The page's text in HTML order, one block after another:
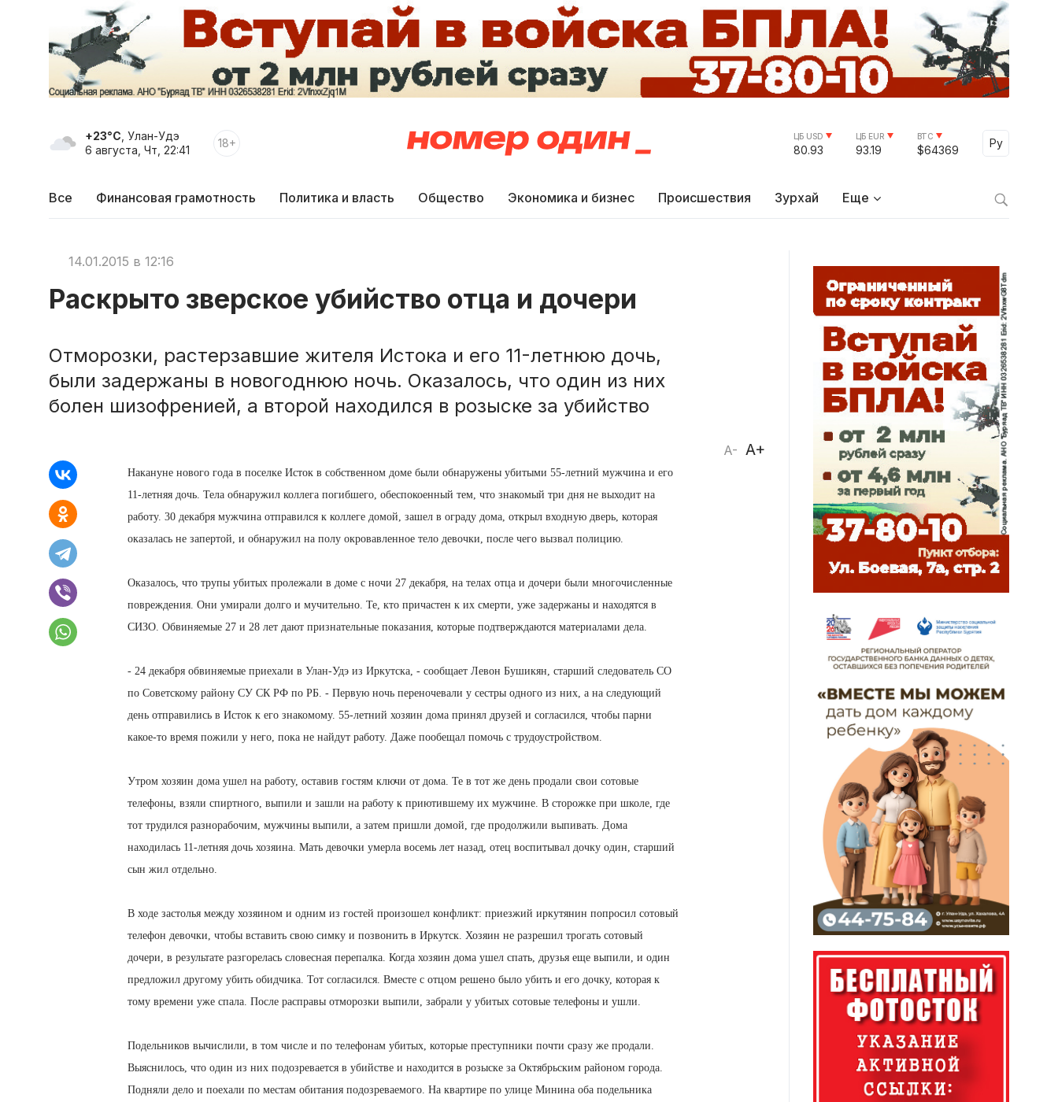
+23°C , Улан-Удэ
6 августа, Чт, 22:41
18+ ЦБ USD
80.93
ЦБ EUR
93.19
BTC
$64369
Ру
Select
Все Финансовая грамотность Политика и власть Общество Экономика и бизнес Происшествия Зурхай Еще
14.01.2015 в 12:16
Раскрыто зверское убийство отца и дочери
Отморозки, растерзавшие жителя Истока и его 11-летнюю дочь,
были задержаны в новогоднюю ночь. Оказалось, что один из них
болен шизофренией, а второй находился в розыске за убийство
A- A+
Накануне нового года в поселке Исток в собственном доме были обнаружены убитыми 55-летний мужчина и его
11-летняя дочь. Тела обнаружил коллега погибшего, обеспокоенный тем, что знакомый три дня не выходит на
работу. 30 декабря мужчина отправился к коллеге домой, зашел в ограду дома, открыл входную дверь, которая
оказалась не запертой, и обнаружил на полу окровавленное тело девочки, после чего вызвал полицию.
Оказалось, что трупы убитых пролежали в доме с ночи 27 декабря, на телах отца и дочери были многочисленные
повреждения. Они умирали долго и мучительно. Те, кто причастен к их смерти, уже задержаны и находятся в
СИЗО. Обвиняемые 27 и 28 лет дают признательные показания, которые подтверждаются материалами дела.
- 24 декабря обвиняемые приехали в Улан-Удэ из Иркутска, - сообщает Левон Бушикян, старший следователь СО
по Советскому району СУ СК РФ по РБ. - Первую ночь переночевали у сестры одного из них, а на следующий
день отправились в Исток к его знакомому. 55-летний хозяин дома принял друзей и согласился, чтобы парни
какое-то время пожили у него, пока не найдут работу. Даже пообещал помочь с трудоустройством.
Утром хозяин дома ушел на работу, оставив гостям ключи от дома. Те в тот же день продали свои сотовые
телефоны, взяли спиртного, выпили и зашли на работу к приютившему их мужчине. В сторожке при школе, где
тот трудился разнорабочим, мужчины выпили, а затем пришли домой, где продолжили выпивать. Дома
находилась 11-летняя дочь хозяина. Мать девочки умерла восемь лет назад, отец воспитывал дочку один, старший
сын жил отдельно.
В ходе застолья между хозяином и одним из гостей произошел конфликт: приезжий иркутянин попросил сотовый
телефон девочки, чтобы вставить свою симку и позвонить в Иркутск. Хозяин не разрешил трогать сотовый
дочери, в результате разгорелась словесная перепалка. Когда хозяин дома ушел спать, друзья еще выпили, и один
предложил другому убить обидчика. Тот согласился. Вместе с отцом решено было убить и его дочку, которая к
тому времени уже спала. После расправы отморозки выпили, забрали у убитых сотовые телефоны и ушли.
Подельников вычислили, в том числе и по телефонам убитых, которые преступники почти сразу же продали.
Выяснилось, что один из них подозревается в убийстве и находится в розыске за Октябрьским районом города.
Подняли дело и поехали по местам обитания подозреваемого. На квартире по улице Минина оба подельника